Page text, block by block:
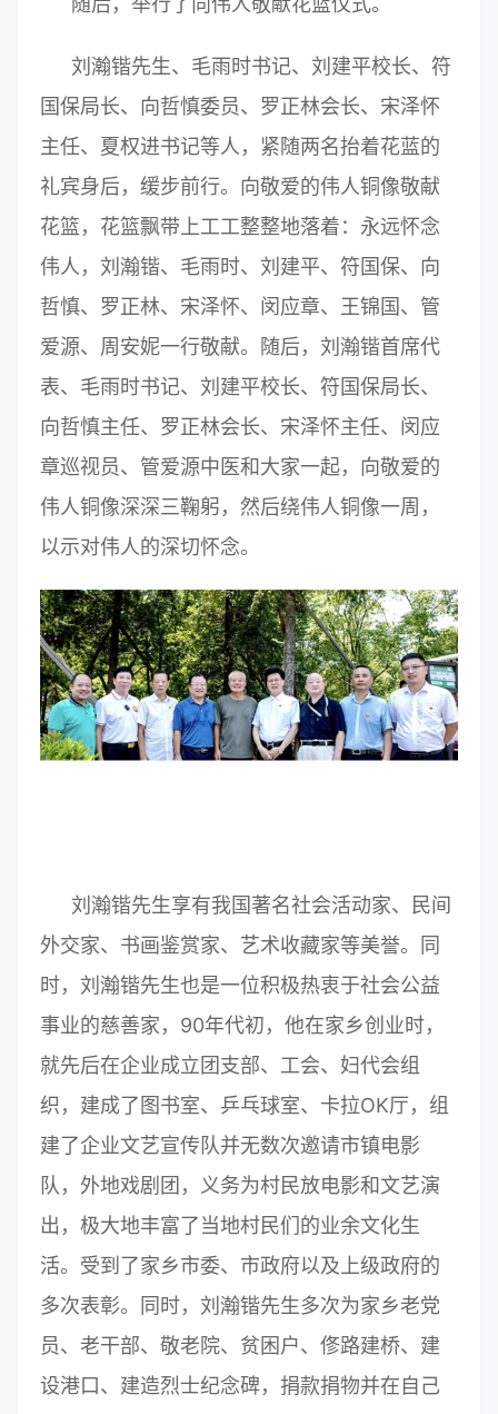
刘瀚锴先生、毛雨时书记、刘建平校长、符
国保局长、向哲慎委员、罗正林会长、宋泽怀
主任、夏权进书记等人，紧随两名抬着花蓝的
礼宾身后，缓步前行。向敬爱的伟人铜像敬献
花篮，花篮飘带上工工整整地落着：永远怀念
伟人，刘瀚锴、毛雨时、刘建平、符国保、向
哲慎、罗正林、宋泽怀、闵应章、王锦国、管
爱源、周安妮一行敬献。随后，刘瀚锴首席代
表、毛雨时书记、刘建平校长、符国保局长、
向哲慎主任、罗正林会长、宋泽怀主任、闵应
章巡视员、管爱源中医和大家一起，向敬爱的
伟人铜像深深三鞠躬，然后绕伟人铜像一周，
以示对伟人的深切怀念。
刘瀚锴先生享有我国著名社会活动家、民间
外交家、书画鉴赏家、艺术收藏家等美誉。同
时，刘瀚锴先生也是一位积极热衷于社会公益
事业的慈善家，90年代初，他在家乡创业时，
就先后在企业成立团支部、工会、妇代会组
织，建成了图书室、乒乓球室、卡拉OK厅，组
建了企业文艺宣传队并无数次邀请市镇电影
队，外地戏剧团，义务为村民放电影和文艺演
出，极大地丰富了当地村民们的业余文化生
活。受到了家乡市委、市政府以及上级政府的
多次表彰。同时，刘瀚锴先生多次为家乡老党
员、老干部、敬老院、贫困户、俢路建桥、建
设港口、建造烈士纪念碑，捐款捐物并在自己